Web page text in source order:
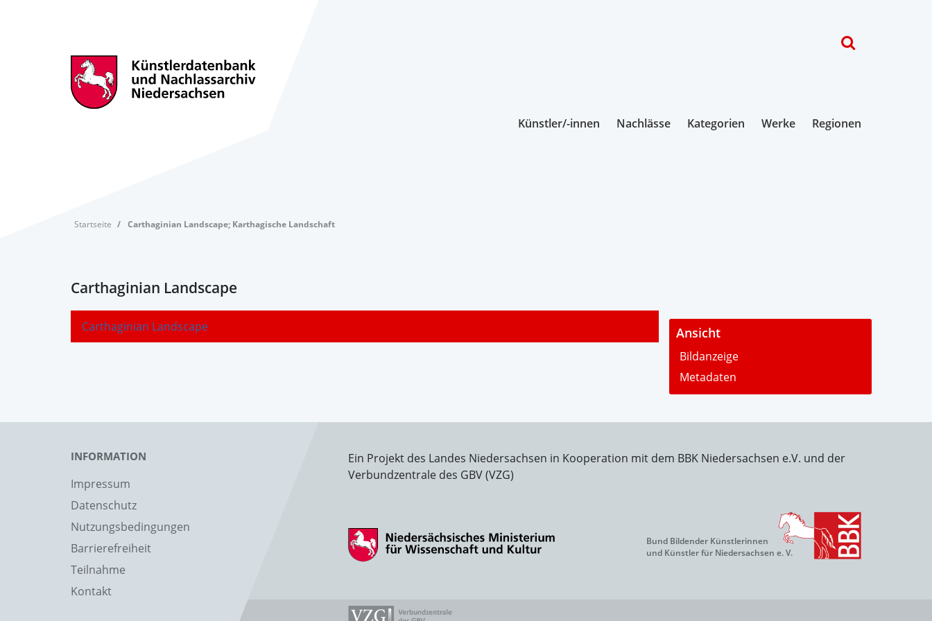
Künstler/-innen Nachlässe Kategorien Werke Regionen
Startseite Carthaginian Landscape; Karthagische Landschaft
Carthaginian Landscape
Carthaginian Landscape - Ansicht
Bildanzeige
Metadaten
INFORMATION
Impressum
Datenschutz
Nutzungsbedingungen
Barrierefreiheit
Teilnahme
Kontakt
Ein Projekt des Landes Niedersachsen in Kooperation mit dem BBK Niedersachsen e.V. und der
Verbundzentrale des GBV (VZG)
Bund Bildender Künstlerinnen
und Künstler für Niedersachsen e. V.